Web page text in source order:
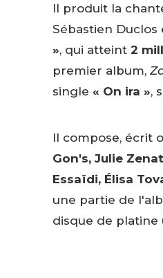
Il produit la
Sébastien
», qui atteint 2
premier album,
single « On ira »,
Il compose, écrit
Gon's, Julie
Essaïdi, Élisa
une partie de
disque de platine